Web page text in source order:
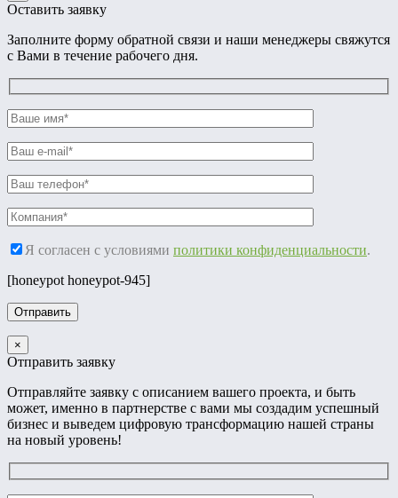
Оставить заявку
Заполните форму обратной связи и наши менеджеры свяжутся
с Вами в течение рабочего дня.
Я согласен с условиями политики конфиденциальности.
[honeypot honeypot-945]
×
Отправить заявку
Отправляйте заявку с описанием вашего проекта, и быть
может, именно в партнерстве с вами мы создадим успешный
бизнес и выведем цифровую трансформацию нашей страны
на новый уровень!